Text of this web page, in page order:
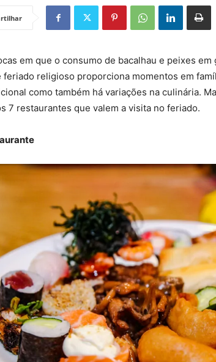
em que o consumo de bacalhau e peixes
feriado religioso proporciona momentos em
como também há variações na culinária.
7 restaurantes que valem a visita no feriado.